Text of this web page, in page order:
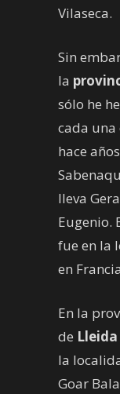
Vilaseca.
Sin
la
sólo he
cada una
hace
lleva
Eugenio.
fue en la
en
En la
de Lleida
la
Goar